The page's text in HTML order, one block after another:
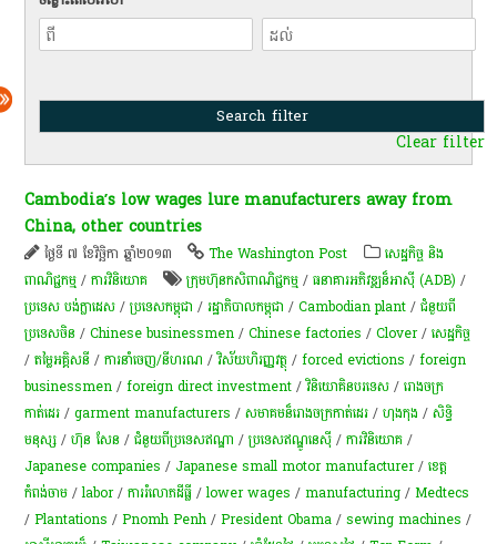
Clear filter
Cambodia’s low wages lure manufacturers away from
China, other countries
ថ្ងៃទី ៧ ខែវិច្ឆិកា ឆ្នាំ២០១៣ The Washington Post
សេដ្ឋកិច្ច និង
ពាណិជ្ជកម្ម /ការវិនិយោគ ​ក្រុមហ៊ុន​កសិពាណិជ្ជកម្ម /ធនាគារអភិវឌ្ឍន៏អាស៊ី (ADB) /
ប្រទេស បង់ក្លាដេស /ប្រទេសកម្ពុជា /រដ្ឋាភិបាលកម្ពុជា /Cambodian plant /ជំនួយពី
ប្រទេសចិន /Chinese businessmen /Chinese factories /Clover/សេដ្ឋកិច្ច
/តម្លៃអគ្គិសនី /ការនាំចេញ/នីហរណ /វិស័យ​ហិរញ្ញវត្ថុ /forced evictions /foreign
businessmen /foreign direct investment /វិនិយោគិនបរទេស /រោងចក្រ
កាត់ដេរ /garment manufacturers /សមាគមន៏រោងចក្រកាត់ដេរ /ហុងកុង /សិទ្ធិ
មនុស្ស /ហ៊ុន សែន /ជំនួយពីប្រទេសឥណ្ឌា /ប្រទេសឥណ្ឌូនេស៊ី /ការវិនិយោគ /
Japanese companies /Japanese small motor manufacturer/ខេត្ត
កំពង់ចាម /labor/ការ​រំលោភ​ដីធ្លី​ /lower wages /manufacturing /Medtecs
/Plantations /Pnomh Penh /President Obama /sewing machines /